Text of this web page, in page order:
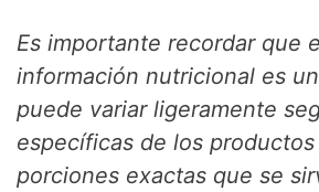
Es importante recordar que
información nutricional es
puede variar ligeramente
específicas de los
porciones exactas que se